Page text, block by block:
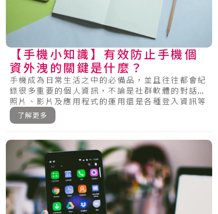
【手機小知識】有效防止手機個
資外洩的關鍵是什麼？
手機成為日常生活之中的必備品，並且往往都會紀
錄很多重要的個人資訊，不論是社群軟體的對話、
照片、影片及應用程式的運用還是各種登入資訊等
等，.....
了解更多